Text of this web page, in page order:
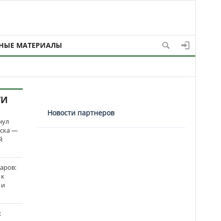
МАТЕРИАЛЫ
—
Новости партнеров